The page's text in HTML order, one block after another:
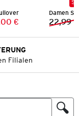
Preis:
Preis:
€
Damen
22,99 €
Filialen